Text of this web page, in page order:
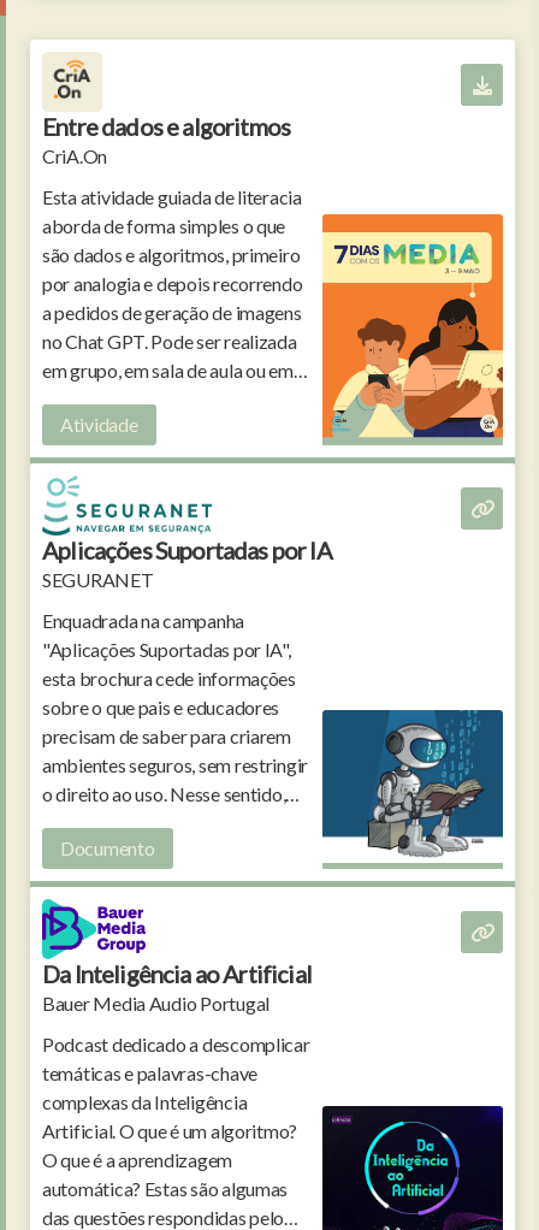
Entre dados e algoritmos
CriA.On
Esta atividade guiada de literacia
aborda de forma simples o que
são dados e algoritmos, primeiro
por analogia e depois recorrendo
a pedidos de geração de imagens
no Chat GPT. Pode ser realizada
em grupo, em sala de aula ou em
família.
Atividade
Aplicações Suportadas por IA
SEGURANET
Enquadrada na campanha
"Aplicações Suportadas por IA",
esta brochura cede informações
sobre o que pais e educadores
precisam de saber para criarem
ambientes seguros, sem restringir
o direito ao uso. Nesse sentido,
são dadas recomendações e
sugestões de atividades na escola.
Documento
Da Inteligência ao Artificial
Bauer Media Audio Portugal
Podcast dedicado a descomplicar
temáticas e palavras-chave
complexas da Inteligência
Artificial. O que é um algoritmo?
O que é a aprendizagem
automática? Estas são algumas
das questões respondidas pelo